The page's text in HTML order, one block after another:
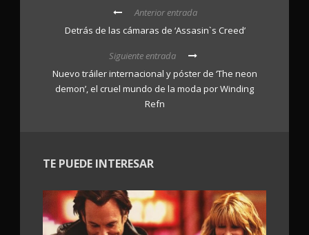
Anterior entrada
Detrás de las cámaras de ‘Assasin`s Creed’
Siguiente entrada
Nuevo tráiler internacional y póster de ‘The neon
demon’, el cruel mundo de la moda por Winding
Refn
TE PUEDE INTERESAR